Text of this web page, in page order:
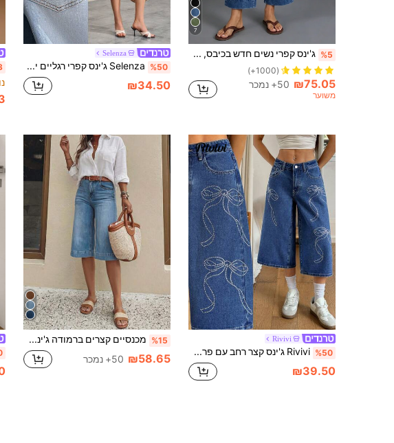
7
%5 ג'ינס קפרי נשים חדש בכיבס, מכנסיים אופנתיים וסקסיים למראה יומיומי לאביב וסתיו
(1000+)
₪75.05 50+ נמכר
משוער
Selenza
%50 Selenza ג'ינס קפרי רגליים ישרות בצבע אחיד אופנתי לנשים
₪34.50
Rivivi
%50 Rivivi ג'ינס קצר רחב עם פרפרים ועיצוב ריינסטון לנשים, קז'ואל יומיומי, לנסיעות יומיומיות
₪39.50
%15 מכנסיים קצרים ברמודה ג'ינס לנשים, שטיפה בינונית, עיצוב כפתור קדמי, עם כיסים, מושלם להרכבי אביב (ללא חגורה) קיץ יומיומי, סגנון קליל
₪58.65 50+ נמכר